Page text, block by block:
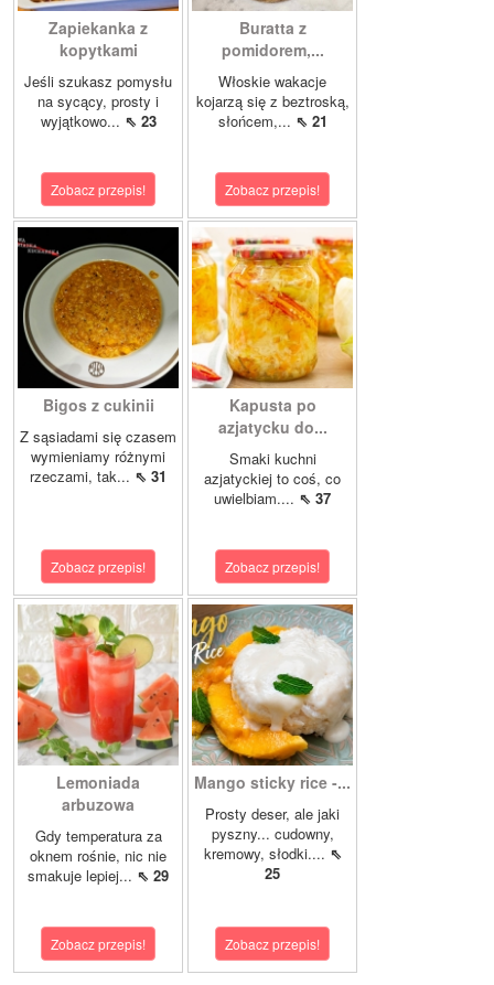
Zapiekanka z
kopytkami
Jeśli szukasz pomysłu
na sycący, prosty i
wyjątkowo... ⇖ 23
Zobacz przepis!
Buratta z
pomidorem,...
Włoskie wakacje
kojarzą się z beztroską,
słońcem,... ⇖ 21
Zobacz przepis!
Bigos z cukinii
Z sąsiadami się czasem
wymieniamy różnymi
rzeczami, tak... ⇖ 31
Zobacz przepis!
Kapusta po
azjatycku do...
Smaki kuchni
azjatyckiej to coś, co
uwielbiam.... ⇖ 37
Zobacz przepis!
Lemoniada
arbuzowa
Gdy temperatura za
oknem rośnie, nic nie
smakuje lepiej... ⇖ 29
Zobacz przepis!
Mango sticky rice -...
Prosty deser, ale jaki
pyszny... cudowny,
kremowy, słodki.... ⇖
25
Zobacz przepis!